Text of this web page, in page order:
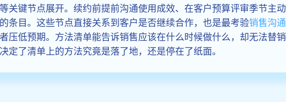
关键节点展开。续约前提前沟通使用成效、在客户预算评审季节主
条目。这些节点直接关系到客户是否继续合作，也是最考验销售沟
压低预期。方法清单能告诉销售应该在什么时候做什么，却无法替
了清单上的方法究竟是落了地，还是停在了纸面。